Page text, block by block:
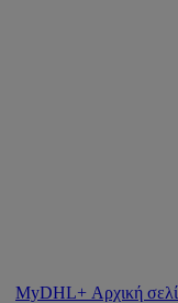
MyDHL+ Αρχική